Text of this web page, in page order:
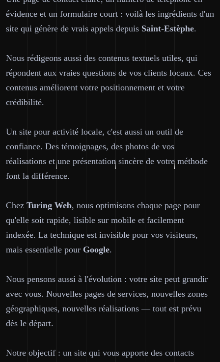
évidence et un formulaire court : voilà les ingrédients d'un
site qui génère de vrais appels depuis Saint-Estèphe.
Nous rédigeons aussi des contenus textuels utiles, qui
répondent aux vraies questions de vos clients locaux. Ces
contenus améliorent votre positionnement et votre
crédibilité.
Un site pour activité locale, c'est aussi un outil de
confiance. Des témoignages, des photos de vos
réalisations et une présentation sincère de votre méthode
font la différence.
Chez Turing Web, nous optimisons chaque page pour
qu'elle soit rapide, lisible sur mobile et facilement
indexée. La technique est invisible pour vos visiteurs,
mais essentielle pour Google.
Nous pensons aussi à l'évolution : votre site peut grandir
avec vous. Nouvelles pages de services, nouvelles zones
géographiques, nouvelles réalisations — tout est prévu
dès le départ.
Notre objectif : un site qui vous apporte des contacts